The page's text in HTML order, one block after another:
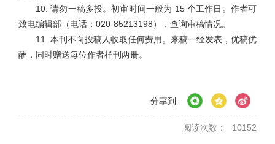
10. 请勿一稿多投。初审时间一般为 15 个工作日。作者可
致电编辑部（电话：020-85213198），查询审稿情况。
11. 本刊不向投稿人收取任何费用。来稿一经发表，优稿优
酬，同时赠送每位作者样刊两册。
分享到:
阅读次数： 10152